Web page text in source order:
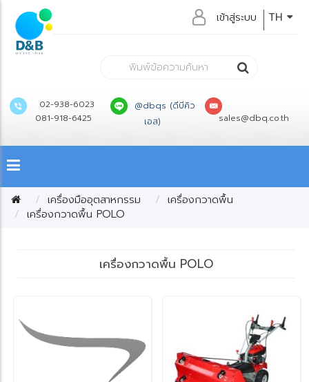
TH
เข้าสู่ระบบ
02-938-6023
081-918-6425
@dbqs (ดีบีคิว
เอส)
sales@dbq.co.th
เครื่องมืออุตสาหกรรม
เครื่องกวาดพื้น
เครื่องกวาดพื้น POLO
เครื่องกวาดพื้น POLO